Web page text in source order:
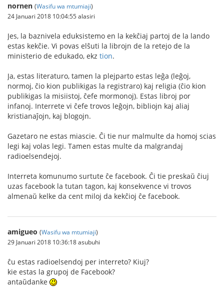
nornen (Wasifu wa mtumiaji)
24 Januari 2018 10:04:55 alasiri
Jes, la baznivela eduksistemo en la kekĉiaj partoj de la lando
estas kekĉie. Vi povas elŝuti la librojn de la retejo de la
ministerio de edukado, ekz tion.
Ja, estas literaturo, tamen la plejparto estas leĝa (leĝoj,
normoj, ĉio kion publikigas la registraro) kaj religia (ĉio kion
publikigas la misiistoj, ĉefe mormonoj). Estas libroj por
infanoj. Interrete vi ĉefe trovos leĝojn, bibliojn kaj aliaj
kristianaĵojn, kaj blogojn.
Gazetaro ne estas miascie. Ĉi tie nur malmulte da homoj scias
legi kaj volas legi. Tamen estas multe da malgrandaj
radioelsendejoj.
Interreta komunumo surtute ĉe facebook. Ĉi tie preskaŭ ĉiuj
uzas facebook la tutan tagon, kaj konsekvence vi trovos
almenaŭ kelke da cent miloj da kekĉioj ĉe facebook.
amigueo (Wasifu wa mtumiaji)
29 Januari 2018 10:36:18 asubuhi
ĉu estas radioelsendoj per interreto? Kiuj?
kie estas la grupoj de Facebook?
antaŭdanke